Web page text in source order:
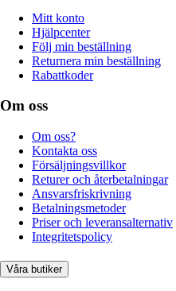
Mitt konto
Hjälpcenter
Följ min beställning
Returnera min beställning
Rabattkoder
Om oss
Om oss?
Kontakta oss
Försäljningsvillkor
Returer och återbetalningar
Ansvarsfriskrivning
Betalningsmetoder
Priser och leveransalternativ
Integritetspolicy
Våra butiker